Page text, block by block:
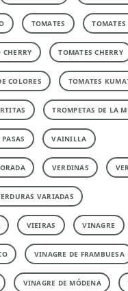
TOMATES TOMATES
CHERRY TOMATES CHERRY
COLORES TOMATES
TROMPETAS DE LA
VAINILLA
VERDINAS
VARIADAS
VIEIRAS VINAGRE
VINAGRE DE FRAMBUESA
VINAGRE DE MÓDENA